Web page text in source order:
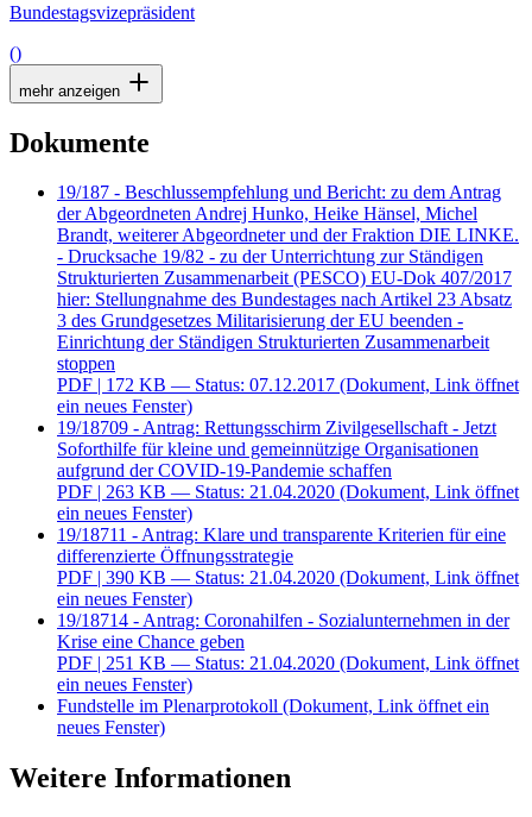
Bundestagsvizepräsident
()
mehr anzeigen
Dokumente
19/187 - Beschlussempfehlung und Bericht: zu dem Antrag
der Abgeordneten Andrej Hunko, Heike Hänsel, Michel
Brandt, weiterer Abgeordneter und der Fraktion DIE LINKE.
- Drucksache 19/82 - zu der Unterrichtung zur Ständigen
Strukturierten Zusammenarbeit (PESCO) EU-Dok 407/2017
hier: Stellungnahme des Bundestages nach Artikel 23 Absatz
3 des Grundgesetzes Militarisierung der EU beenden -
Einrichtung der Ständigen Strukturierten Zusammenarbeit
stoppen
PDF | 172 KB — Status: 07.12.2017 (Dokument, Link öffnet
ein neues Fenster)
19/18709 - Antrag: Rettungsschirm Zivilgesellschaft - Jetzt
Soforthilfe für kleine und gemeinnützige Organisationen
aufgrund der COVID-19-Pandemie schaffen
PDF | 263 KB — Status: 21.04.2020 (Dokument, Link öffnet
ein neues Fenster)
19/18711 - Antrag: Klare und transparente Kriterien für eine
differenzierte Öffnungsstrategie
PDF | 390 KB — Status: 21.04.2020 (Dokument, Link öffnet
ein neues Fenster)
19/18714 - Antrag: Coronahilfen - Sozialunternehmen in der
Krise eine Chance geben
PDF | 251 KB — Status: 21.04.2020 (Dokument, Link öffnet
ein neues Fenster)
Fundstelle im Plenarprotokoll (Dokument, Link öffnet ein
neues Fenster)
Weitere Informationen